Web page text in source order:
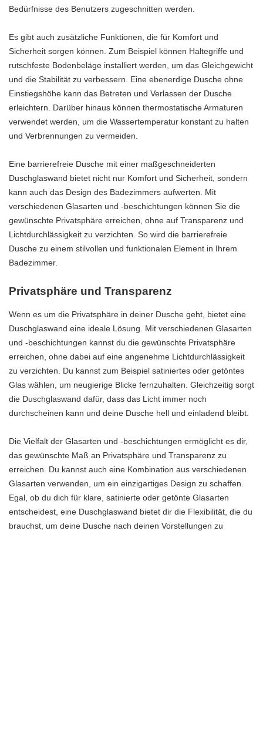
Bedürfnisse des Benutzers zugeschnitten werden.
Es gibt auch zusätzliche Funktionen, die für Komfort und
Sicherheit sorgen können. Zum Beispiel können Haltegriffe und
rutschfeste Bodenbeläge installiert werden, um das Gleichgewicht
und die Stabilität zu verbessern. Eine ebenerdige Dusche ohne
Einstiegshöhe kann das Betreten und Verlassen der Dusche
erleichtern. Darüber hinaus können thermostatische Armaturen
verwendet werden, um die Wassertemperatur konstant zu halten
und Verbrennungen zu vermeiden.
Eine barrierefreie Dusche mit einer maßgeschneiderten
Duschglaswand bietet nicht nur Komfort und Sicherheit, sondern
kann auch das Design des Badezimmers aufwerten. Mit
verschiedenen Glasarten und -beschichtungen können Sie die
gewünschte Privatsphäre erreichen, ohne auf Transparenz und
Lichtdurchlässigkeit zu verzichten. So wird die barrierefreie
Dusche zu einem stilvollen und funktionalen Element in Ihrem
Badezimmer.
Privatsphäre und Transparenz
Wenn es um die Privatsphäre in deiner Dusche geht, bietet eine
Duschglaswand eine ideale Lösung. Mit verschiedenen Glasarten
und -beschichtungen kannst du die gewünschte Privatsphäre
erreichen, ohne dabei auf eine angenehme Lichtdurchlässigkeit
zu verzichten. Du kannst zum Beispiel satiniertes oder getöntes
Glas wählen, um neugierige Blicke fernzuhalten. Gleichzeitig sorgt
die Duschglaswand dafür, dass das Licht immer noch
durchscheinen kann und deine Dusche hell und einladend bleibt.
Die Vielfalt der Glasarten und -beschichtungen ermöglicht es dir,
das gewünschte Maß an Privatsphäre und Transparenz zu
erreichen. Du kannst auch eine Kombination aus verschiedenen
Glasarten verwenden, um ein einzigartiges Design zu schaffen.
Egal, ob du dich für klare, satinierte oder getönte Glasarten
entscheidest, eine Duschglaswand bietet dir die Flexibilität, die du
brauchst, um deine Dusche nach deinen Vorstellungen zu